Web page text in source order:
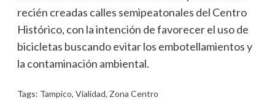
recién creadas calles semipeatonales del Centro
Histórico, con la intención de favorecer el uso de
bicicletas buscando evitar los embotellamientos y
la contaminación ambiental.
Tags: Tampico, Vialidad, Zona Centro